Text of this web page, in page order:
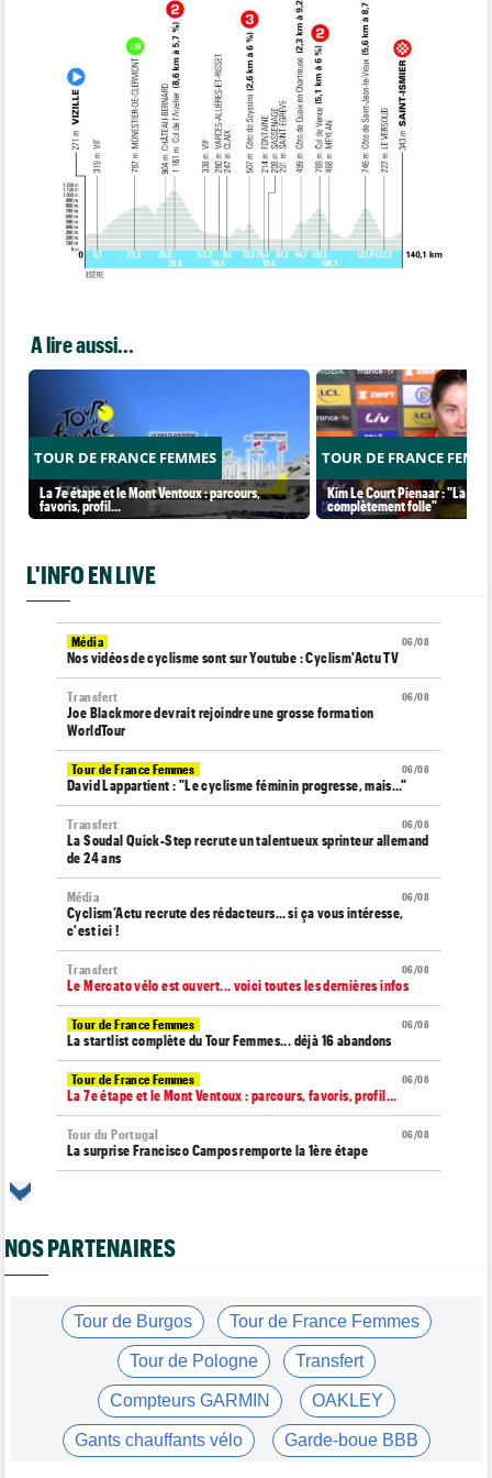
A lire aussi...
TOUR DE FRANCE FEMMES
La 7e étape et le Mont Ventoux : parcours,
favoris, profil…
TOUR DE FRANCE
Kim Le Court Pienaar : "La
complètement folle"
L'INFO EN LIVE
06/08
Média
Nos vidéos de cyclisme sont sur Youtube : Cyclism'Actu TV
06/08
Transfert
Joe Blackmore devrait rejoindre une grosse formation
WorldTour
06/08
Tour de France Femmes
David Lappartient : "Le cyclisme féminin progresse, mais…"
06/08
Transfert
La Soudal Quick-Step recrute un talentueux sprinteur allemand
de 24 ans
06/08
Média
Cyclism’Actu recrute des rédacteurs… si ça vous intéresse,
c'est ici !
06/08
Transfert
Le Mercato vélo est ouvert... voici toutes les dernières infos
06/08
Tour de France Femmes
La startlist complète du Tour Femmes... déjà 16 abandons
06/08
Tour de France Femmes
La 7e étape et le Mont Ventoux : parcours, favoris, profil…
06/08
Tour du Portugal
La surprise Francisco Campos remporte la 1ère étape
06/08
Tour de France Femmes
Kim Le Court Pienaar : "La course a été complètement folle"
Isaac Del Toro prolonge avec UAE Team Emirates-XRG jusqu'en
06/08
Tour de Burgos
Felix Gall : "J’espère conserver ce maillot de leader"
NOS PARTENAIRES
Tour de Burgos Tour de France Femmes
Tour de Pologne Transfert
Compteurs GARMIN OAKLEY
Gants chauffants vélo Garde-boue BBB